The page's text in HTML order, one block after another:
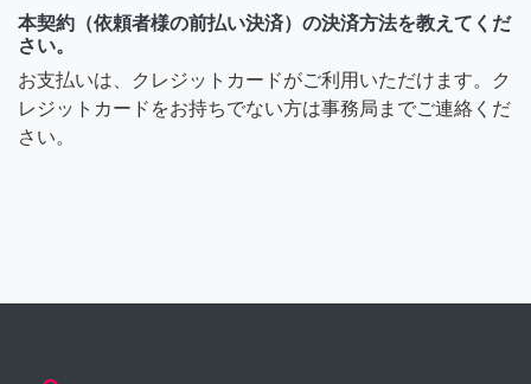
本契約（依頼者様の前払い決済）の決済方法を教えてくだ
さい。
お支払いは、クレジットカードがご利用いただけます。ク
レジットカードをお持ちでない方は事務局までご連絡くだ
さい。